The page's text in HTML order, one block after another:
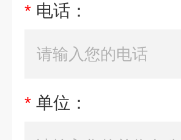
* 电话：
* 单位：